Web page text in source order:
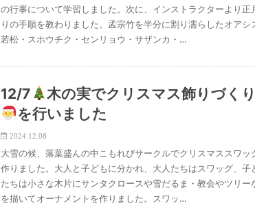
の行事について学習しました。次に、インストラクターより正
りの手順を教わりました。孟宗竹を半分に割り濡らしたオアシ
若松・スホウチク・センリョウ・サザンカ・…
12/7
木の実でクリスマス飾りづくり
を行いました
2024.12.08
大雪の候、落葉盛んの中こもれびサークルでクリスマススワッ
作りました。大人と子どもに分かれ、大人たちはスワッグ、子
たちは小さな木片にサンタクロースや雪だるま・教会やツリー
を描いてオーナメントを作りました。スワッ…